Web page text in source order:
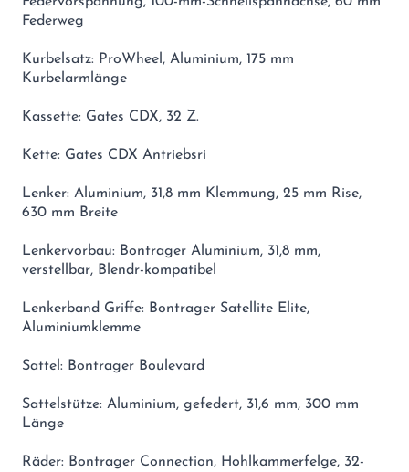
Federweg
Kurbelsatz: ProWheel, Aluminium, 175 mm
Kurbelarmlänge
Kassette: Gates CDX, 32 Z.
Kette: Gates CDX Antriebsri
Lenker: Aluminium, 31,8 mm Klemmung, 25 mm Rise,
630 mm Breite
Lenkervorbau: Bontrager Aluminium, 31,8 mm,
verstellbar, Blendr-kompatibel
Lenkerband Griffe: Bontrager Satellite Elite,
Aluminiumklemme
Sattel: Bontrager Boulevard
Sattelstütze: Aluminium, gefedert, 31,6 mm, 300 mm
Länge
Räder: Bontrager Connection, Hohlkammerfelge, 32-